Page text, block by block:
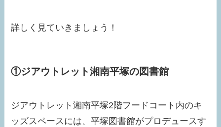
詳しく見ていきましょう！
①ジアウトレット湘南平塚の図書館
ジアウトレット湘南平塚2階フードコート内のキ
ッズスペースには、平塚図書館がプロデュースす